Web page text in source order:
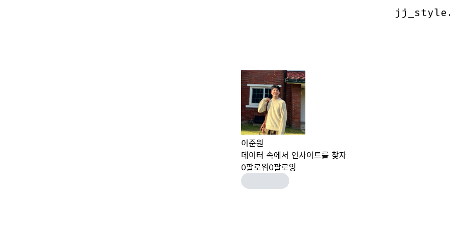
이준원
데이터 속에서 인사이트를 찾자
0팔로워 0팔로잉